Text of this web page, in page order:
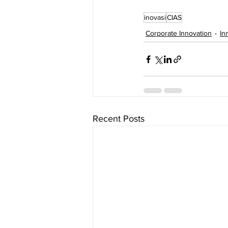
inovasiCIAS
Corporate Innovation
Recent Posts